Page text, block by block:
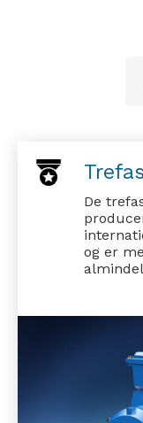
De
og er